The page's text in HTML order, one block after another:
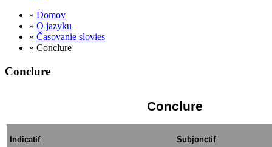
» Domov
» O jazyku
» Časovanie slovies
» Conclure
Conclure
Conclure
Indicatif Subjonctif